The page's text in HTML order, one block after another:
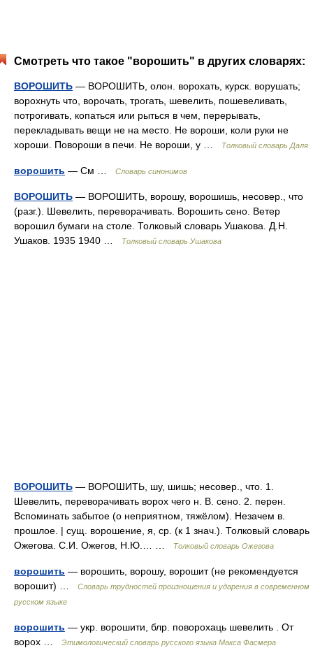
Смотреть что такое "ворошить" в других словарях:
ВОРОШИТЬ — ВОРОШИТЬ, олон. ворохать, курск. ворушать;
ворохнуть что, ворочать, трогать, шевелить, пошевеливать,
потрогивать, копаться или рыться в чем, перерывать,
перекладывать вещи не на место. Не вороши, коли руки не
хороши. Повороши в печи. Не вороши, у …
Толковый словарь Даля
ворошить — См … Словарь синонимов
ВОРОШИТЬ — ВОРОШИТЬ, ворошу, ворошишь, несовер., что
(разг.). Шевелить, переворачивать. Ворошить сено. Ветер
ворошил бумаги на столе. Толковый словарь Ушакова. Д.Н.
Ушаков. 1935 1940 …
Толковый словарь Ушакова
ВОРОШИТЬ — ВОРОШИТЬ, шу, шишь; несовер., что. 1.
Шевелить, переворачивать ворох чего н. В. сено. 2. перен.
Вспоминать забытое (о неприятном, тяжёлом). Незачем в.
прошлое. | сущ. ворошение, я, ср. (к 1 знач.). Толковый словарь
Ожегова. С.И. Ожегов, Н.Ю.… …
Толковый словарь Ожегова
ворошить — ворошить, ворошу, ворошит (не рекомендуется
ворошит) …
Словарь трудностей произношения и ударения в современном
русском языке
ворошить — укр. ворошити, блр. поворохаць шевелить . От
ворох …
Этимологический словарь русского языка Макса Фасмера